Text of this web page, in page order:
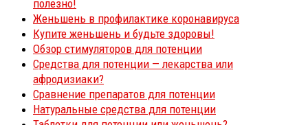
полезно!
Женьшень в профилактике коронавируса
Купите женьшень и будьте здоровы!
Обзор стимуляторов для потенции
Средства для потенции — лекарства или
афродизиаки?
Сравнение препаратов для потенции
Натуральные средства для потенции